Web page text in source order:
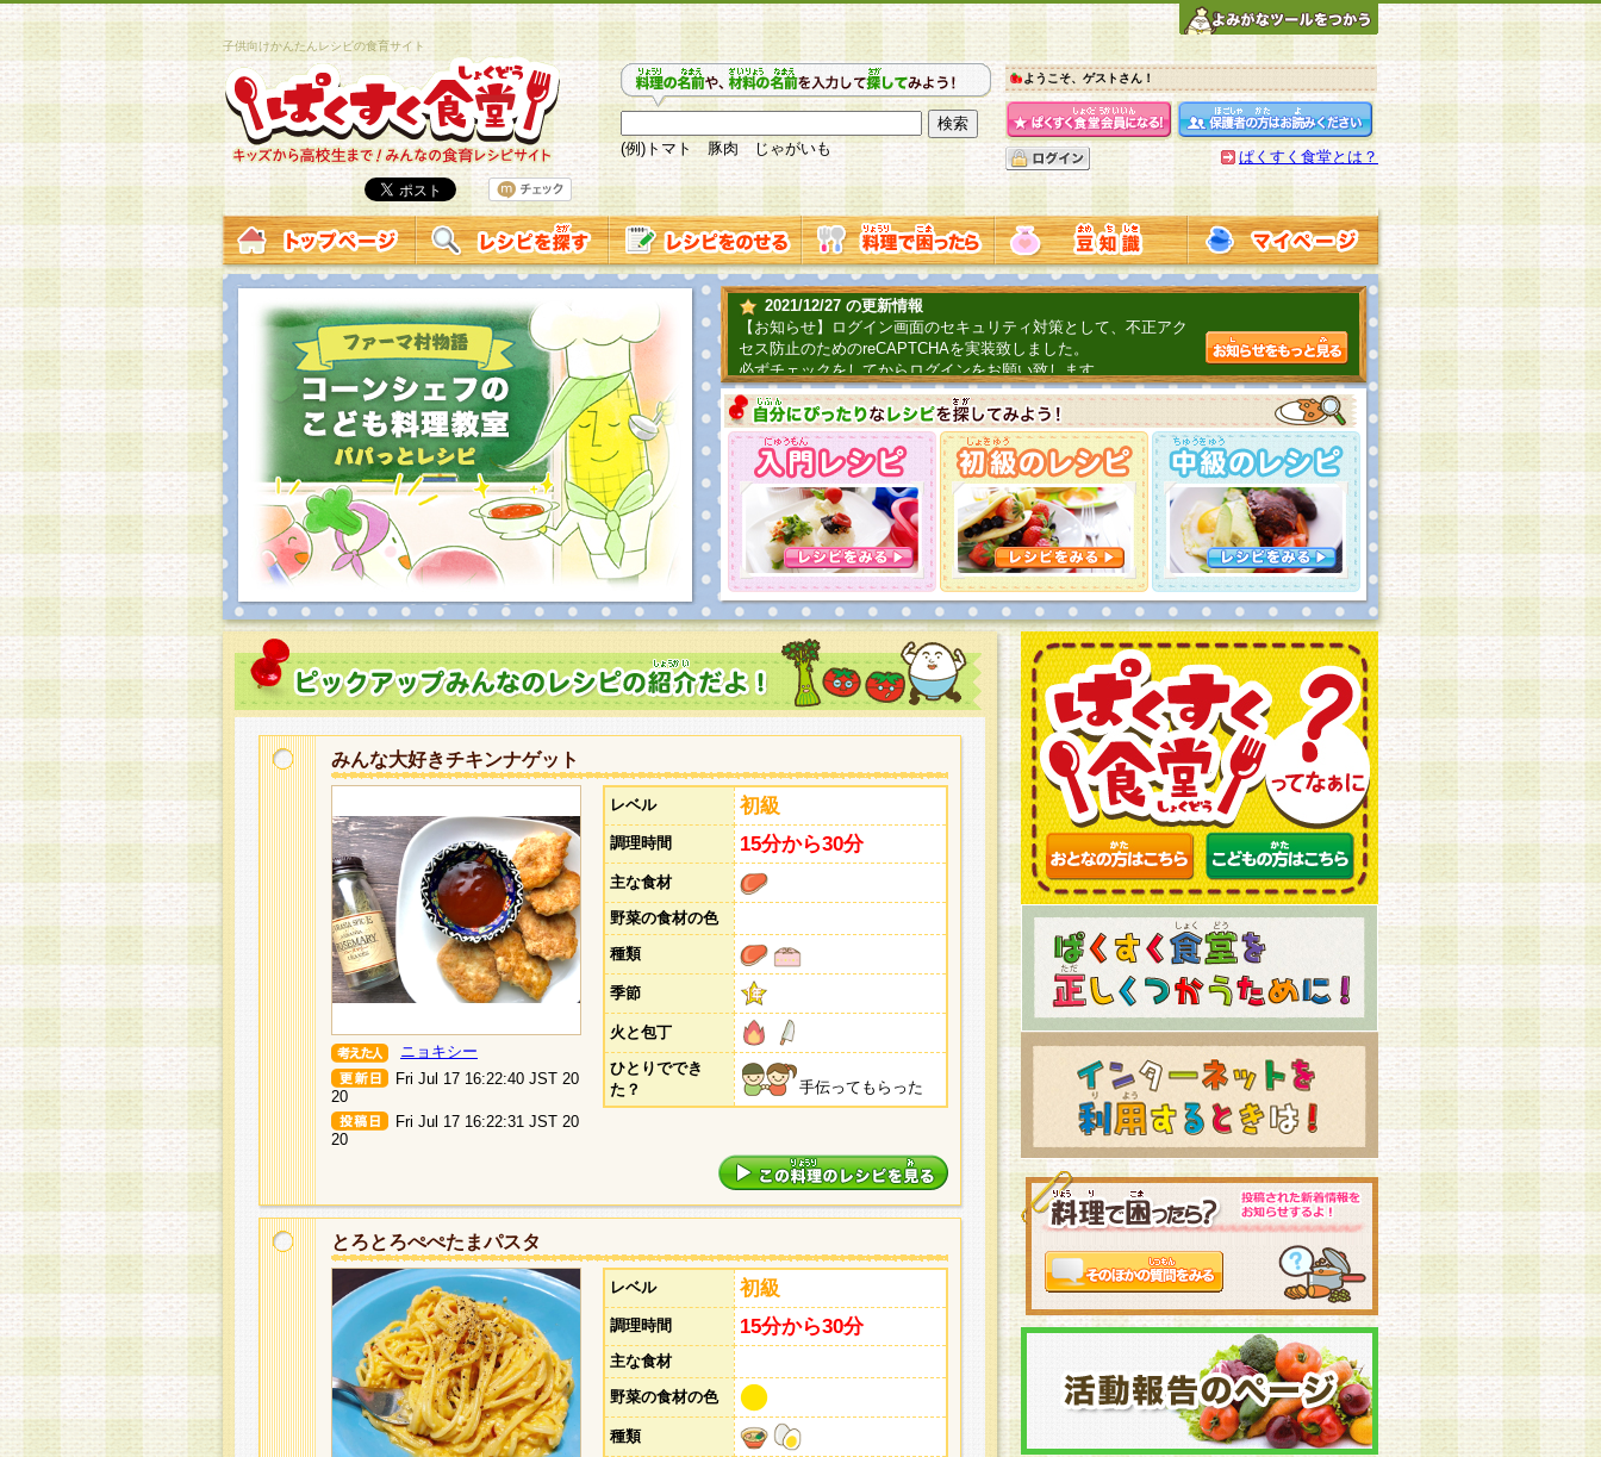
子供向けかんたんレシピの食育サイト
(例)トマト 豚肉 じゃがいも
ようこそ、ゲストさん！
ぱくすく食堂とは？
2021/12/27 の更新情報
【お知らせ】ログイン画面のセキュリティ対策として、不正アク
セス防止のためのreCAPTCHAを実装致しました。
必ずチェックをしてからログインをお願い致します。
2019/06/04 の更新情報
ファーマ村からコーンシェフが簡単レシピを紹介するよ！こちら
2018/07/01 の更新情報
チャレンジ企画第三弾！お母さん、お父さんへ日頃の感謝をこめ
てごはんを作ろう！は終了致しました。たくさんの投稿、ありが
とうございました。次回企画もお楽しみに！
みんな大好きチキンナゲット
ニョキシー
Fri Jul 17 16:22:40 JST 20
20
Fri Jul 17 16:22:31 JST 20
20
レベル 初級
調理時間 15分から30分
主な食材
野菜の食材の色
種類
季節
火と包丁
ひとりででき
た？
手伝ってもらった
とろとろぺぺたまパスタ
レベル 初級
調理時間 15分から30分
主な食材
野菜の食材の色
種類